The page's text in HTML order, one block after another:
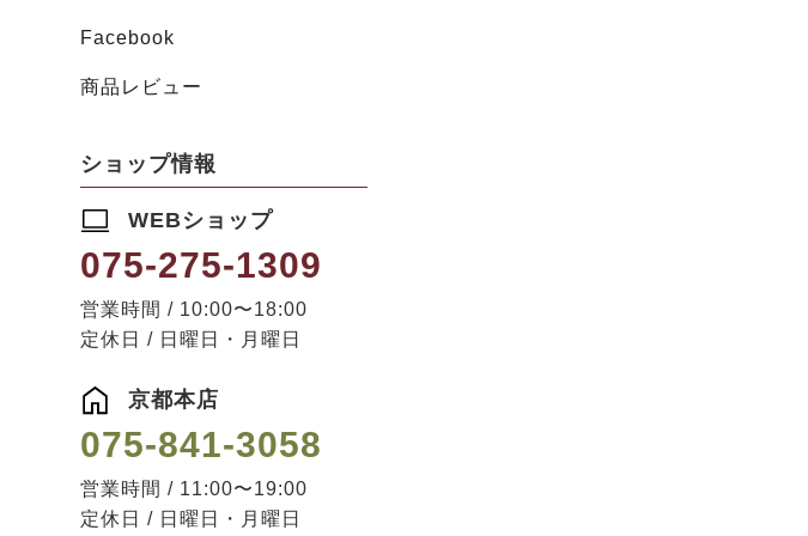
Facebook
商品レビュー
ショップ情報
WEBショップ
075-275-1309
営業時間 / 10:00〜18:00
定休日 / 日曜日・月曜日
京都本店
075-841-3058
営業時間 / 11:00〜19:00
定休日 / 日曜日・月曜日